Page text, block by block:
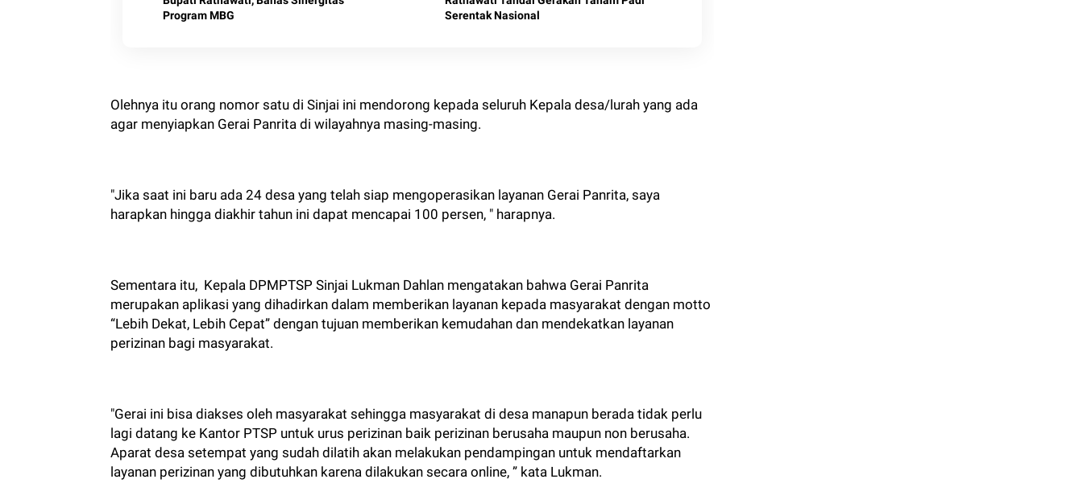
Program MBG
Serentak Nasional
Olehnya itu orang nomor satu di Sinjai ini mendorong kepada seluruh Kepala desa/lurah yang ada
agar menyiapkan Gerai Panrita di wilayahnya masing-masing.
"Jika saat ini baru ada 24 desa yang telah siap mengoperasikan layanan Gerai Panrita, saya
harapkan hingga diakhir tahun ini dapat mencapai 100 persen, " harapnya.
Sementara itu, Kepala DPMPTSP Sinjai Lukman Dahlan mengatakan bahwa Gerai Panrita
merupakan aplikasi yang dihadirkan dalam memberikan layanan kepada masyarakat dengan motto
“Lebih Dekat, Lebih Cepat” dengan tujuan memberikan kemudahan dan mendekatkan layanan
perizinan bagi masyarakat.
"Gerai ini bisa diakses oleh masyarakat sehingga masyarakat di desa manapun berada tidak perlu
lagi datang ke Kantor PTSP untuk urus perizinan baik perizinan berusaha maupun non berusaha.
Aparat desa setempat yang sudah dilatih akan melakukan pendampingan untuk mendaftarkan
layanan perizinan yang dibutuhkan karena dilakukan secara online, ” kata Lukman.